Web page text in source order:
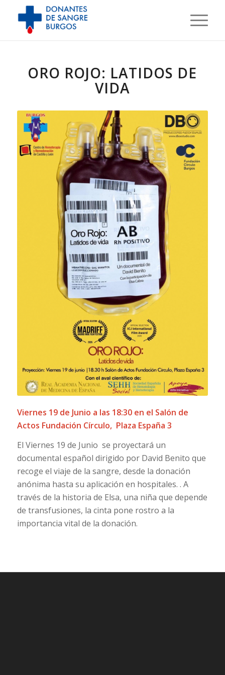
ORO ROJO: LATIDOS DE
VIDA
Viernes 19 de Junio a las 18:30 en el Salón de
Actos Fundación Círculo, Plaza España 3
El Viernes 19 de Junio se proyectará un
documental español dirigido por David Benito que
recoge el viaje de la sangre, desde la donación
anónima hasta su aplicación en hospitales. . A
través de la historia de Elsa, una niña que depende
de transfusiones, la cinta pone rostro a la
importancia vital de la donación.